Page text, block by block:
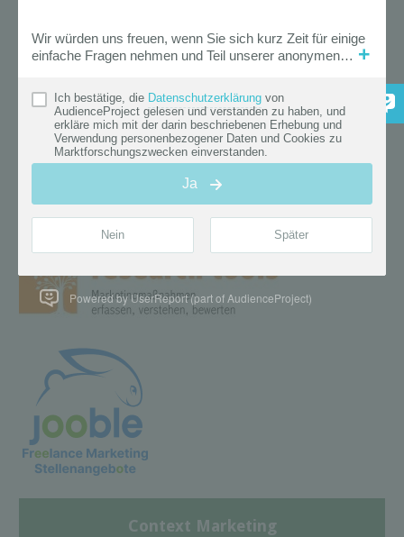
Context Marketing
Powered by UserReport (part of AudienceProject)